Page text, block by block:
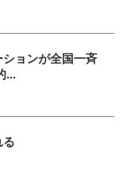
ョンが全国一斉
...
る